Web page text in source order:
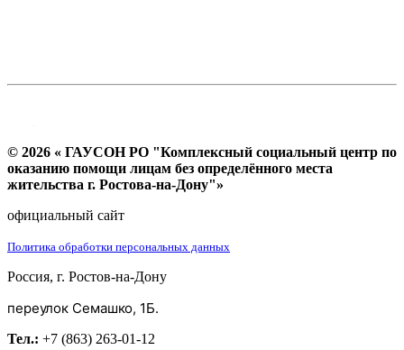
© 2026 « ГАУСОН РО "Комплексный социальный центр по
оказанию помощи лицам без определённого места
жительства г. Ростова-на-Дону"»
официальный сайт
Политика обработки персональных данных
Россия, г. Ростов-на-Дону
переулок Семашко, 1Б.
Тел.: +7 (863) 263-01-12